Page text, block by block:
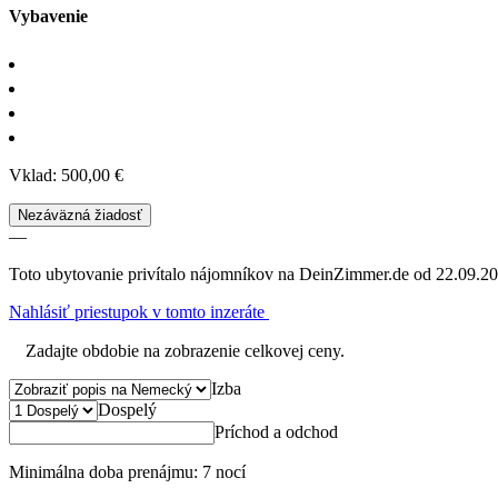
Vybavenie
Vklad: 500,00 €
Nezáväzná žiadosť
—
Toto ubytovanie privítalo nájomníkov na DeinZimmer.de od
Nahlásiť priestupok v tomto inzeráte
Zadajte obdobie na zobrazenie celkovej ceny.
Izba
Dospelý
Príchod a odchod
Minimálna doba prenájmu: 7 nocí